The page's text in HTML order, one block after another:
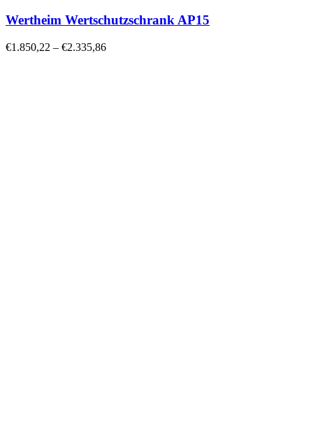
Wertheim Wertschutzschrank AP15
€1.850,22 – €2.335,86